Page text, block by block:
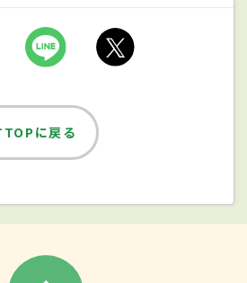
は不正出血で、褐色のお
る場合もある。進行する
みがある、下腹部や腰の
罹患する年代が比較的高
づく場合には特に注意が
に戻る